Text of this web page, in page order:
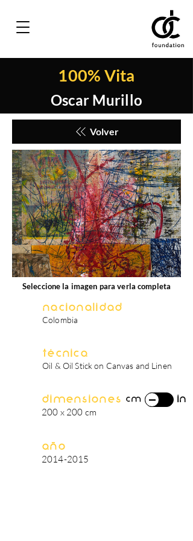
100% Vita
Oscar Murillo
Volver
Seleccione la imagen para verla completa
Nacionalidad
Colombia
Técnica
Oil & Oil Stick on Canvas and Linen
Dimensiones
200 x 200 cm
cm in
Año
2014-2015